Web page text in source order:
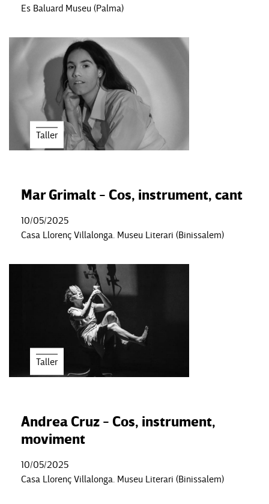
Es Baluard Museu (Palma)
Taller
Mar Grimalt - Cos, instrument, cant
10/05/2025
Casa Llorenç Villalonga. Museu Literari (Binissalem)
Taller
Andrea Cruz - Cos, instrument,
moviment
10/05/2025
Casa Llorenç Villalonga. Museu Literari (Binissalem)